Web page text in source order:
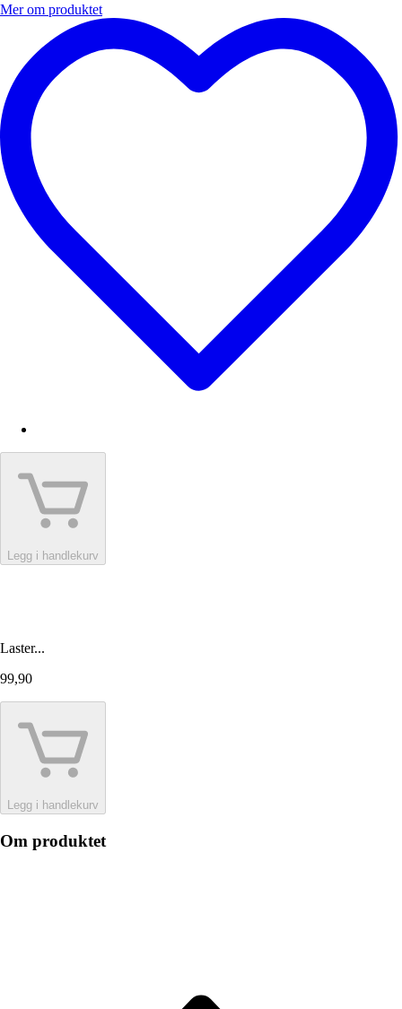
Mer om produktet
Legg i handlekurv
Laster...
99,90
Legg i handlekurv
Om produktet